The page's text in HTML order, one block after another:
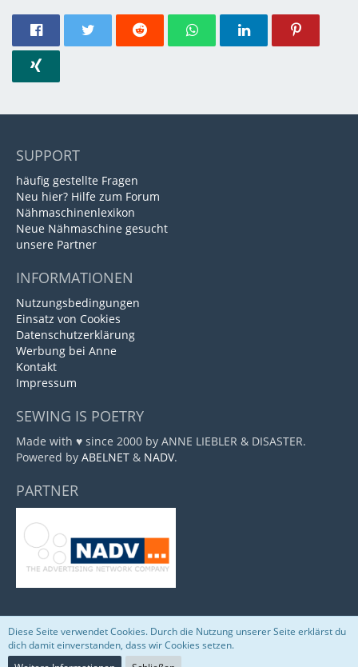
SUPPORT
häufig gestellte Fragen
Neu hier? Hilfe zum Forum
Nähmaschinenlexikon
Neue Nähmaschine gesucht
unsere Partner
INFORMATIONEN
Nutzungsbedingungen
Einsatz von Cookies
Datenschutzerklärung
Werbung bei Anne
Kontakt
Impressum
SEWING IS POETRY
Made with ♥ since 2000 by ANNE LIEBLER & DISASTER.
Powered by ABELNET & NADV.
PARTNER
Community-Software:WoltLab Suite™
Diese Seite verwendet Cookies. Durch die Nutzung unserer Seite erklärst du
dich damit einverstanden, dass wir Cookies setzen.